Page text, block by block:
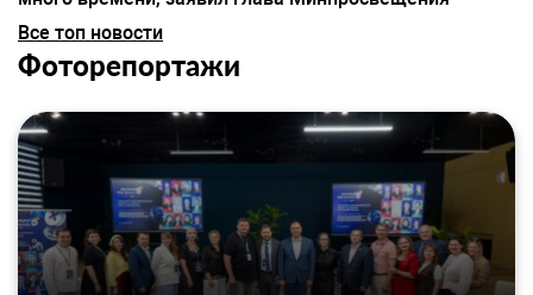
Все топ новости
Фоторепортажи